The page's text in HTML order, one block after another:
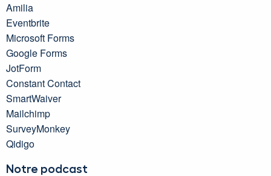
Amilia
Eventbrite
Microsoft Forms
Google Forms
JotForm
Constant Contact
SmartWaiver
Mailchimp
SurveyMonkey
Qidigo
Notre podcast